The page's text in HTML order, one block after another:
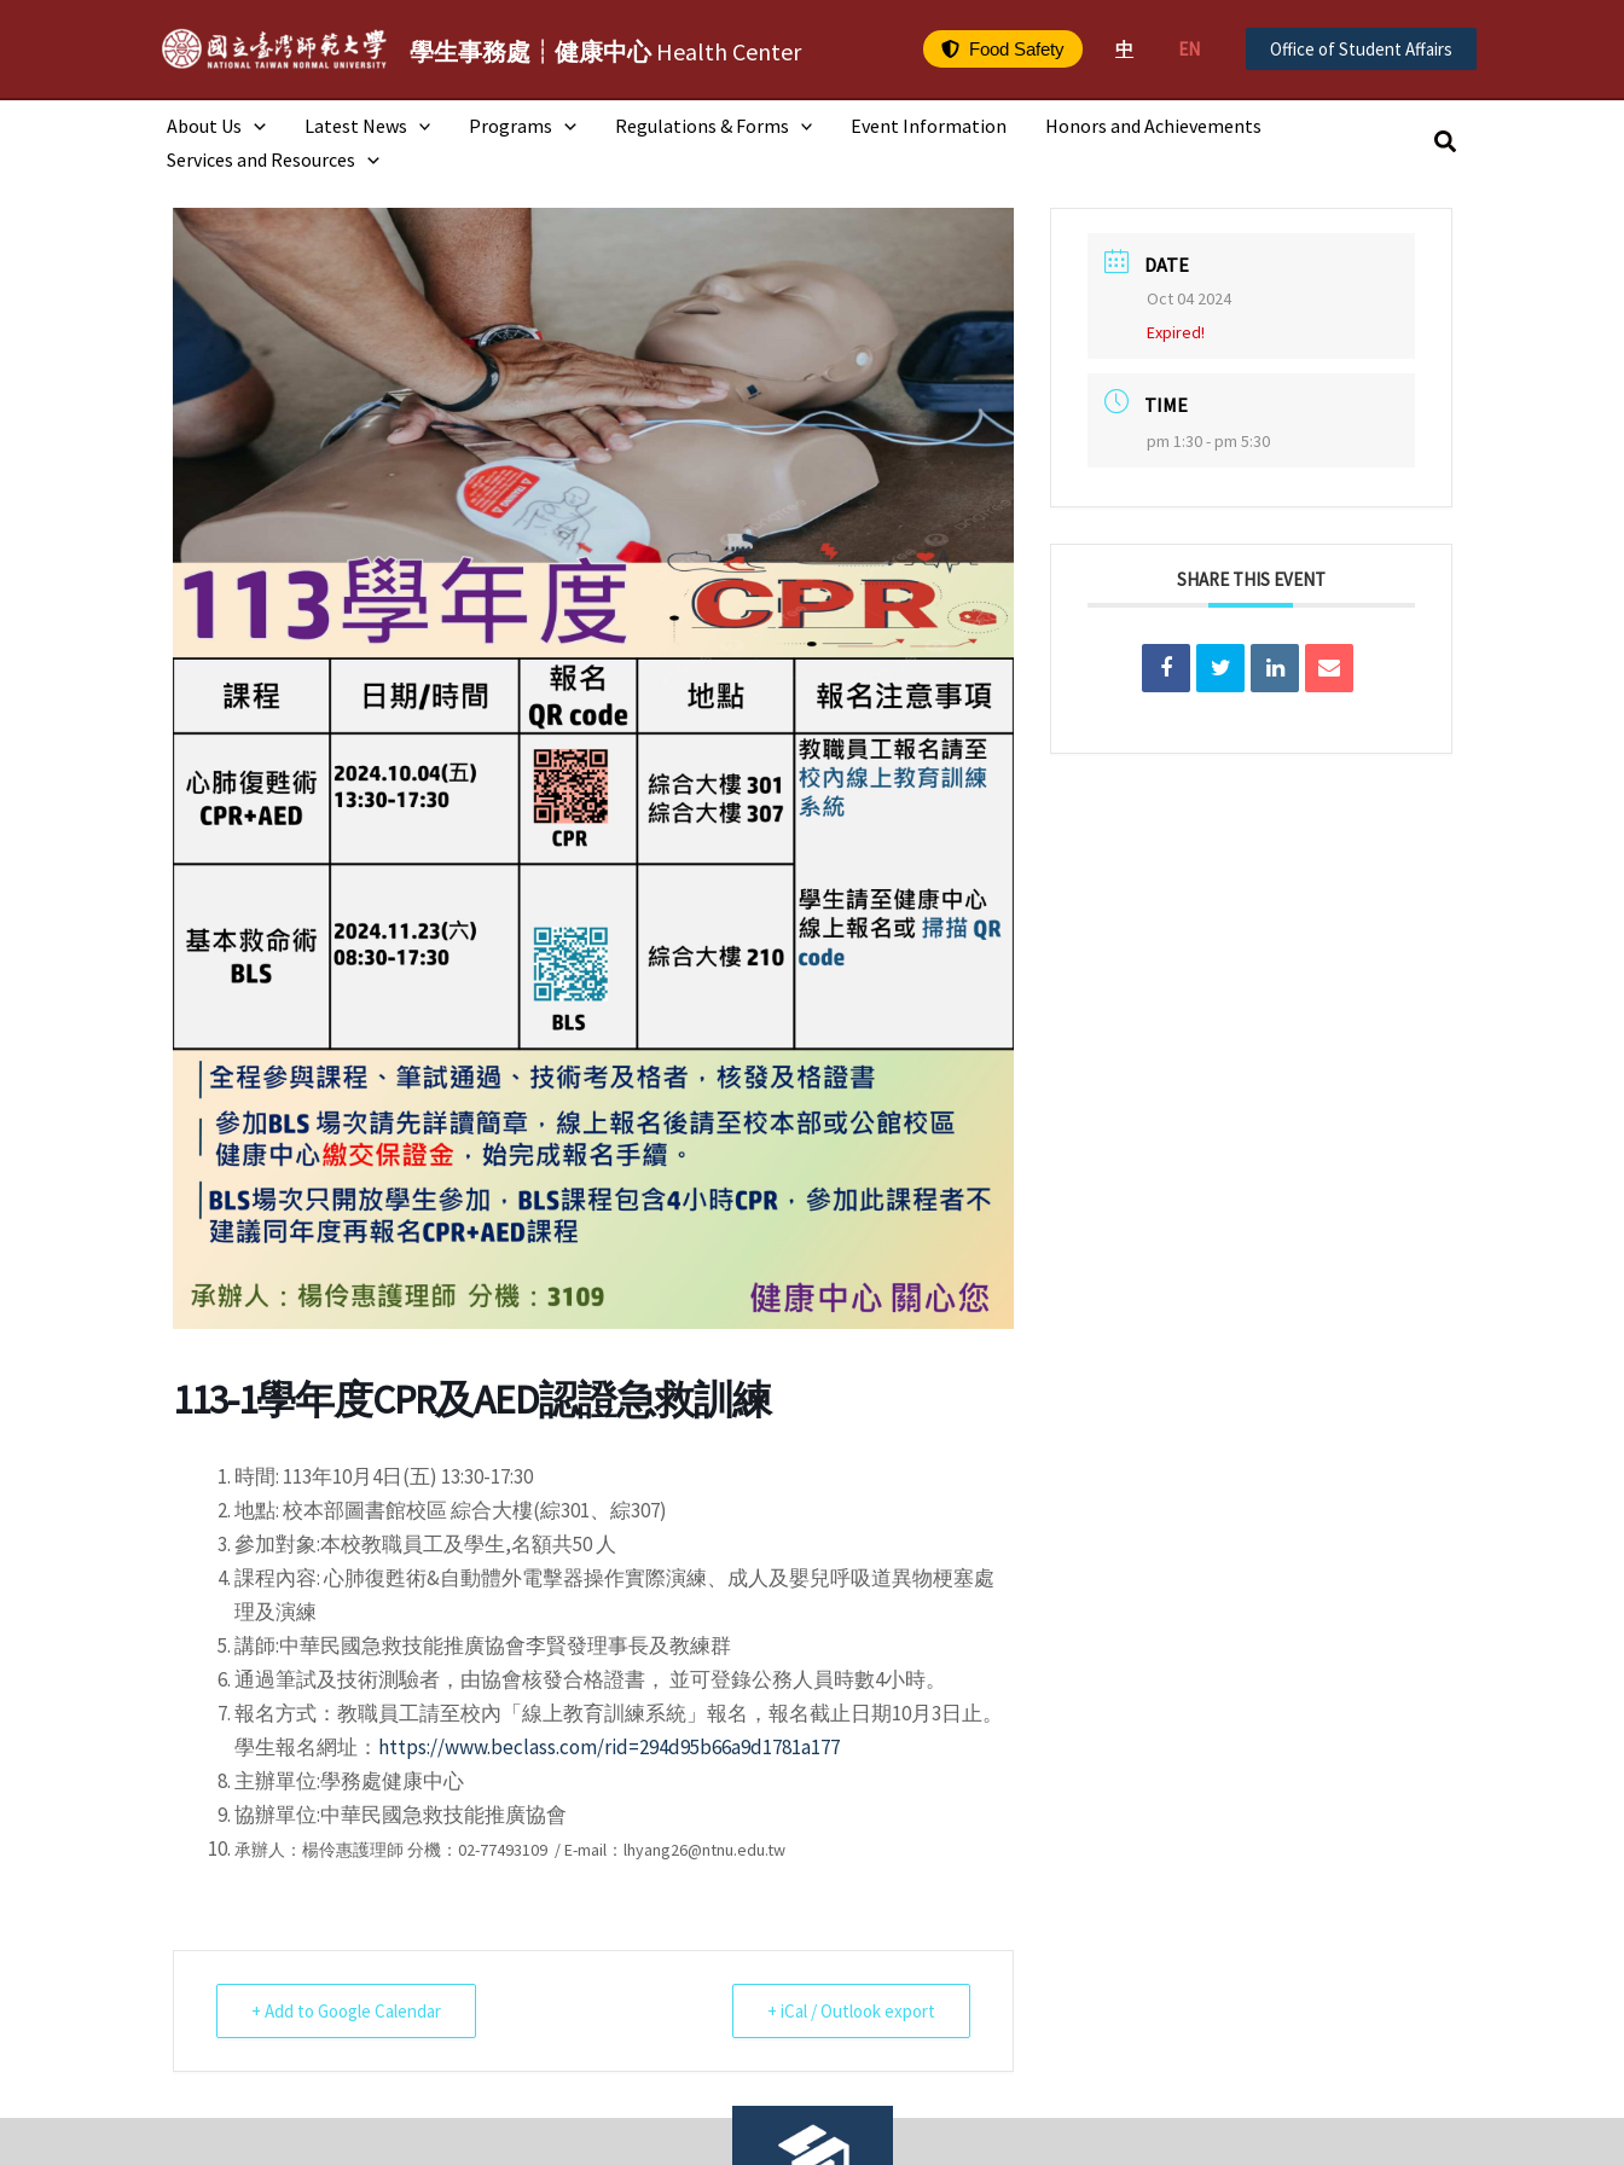
學生事務處┆健康中心 Health Center Food Safety 中 EN Office of Student Affairs
About Us Latest News Programs Regulations & Forms Event Information
Honors and Achievements
Services and Resources
搜
113-1學年度CPR及AED認證急救訓練
時間: 113年10月4日(五) 13:30-17:30
地點: 校本部圖書館校區 綜合大樓(綜301、綜307)
參加對象:本校教職員工及學生,名額共50 人
課程內容: 心肺復甦術&自動體外電擊器操作實際演練、成人及嬰兒呼吸道異物梗塞處
理及演練
講師:中華民國急救技能推廣協會李賢發理事長及教練群
通過筆試及技術測驗者，由協會核發合格證書， 並可登錄公務人員時數4小時。
報名方式：教職員工請至校內「線上教育訓練系統」報名，報名截止日期10月3日止。
學生報名網址： https://www.beclass.com/rid=294d95b66a9d1781a177
主辦單位:學務處健康中心
協辦單位:中華民國急救技能推廣協會
承辦人：楊伶惠護理師 分機：02-77493109 /E-mail：lhyang26@ntnu.edu.tw
+ Add to Google Calendar + iCal / Outlook export
DATE
Oct 04 2024
Expired!
TIME
pm 1:30 - pm 5:30
SHARE THIS EVENT